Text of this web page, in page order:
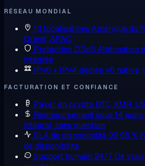
RÉSEAU MONDIAL
13 localisations Amérique du
Orient, APAC
Protection DDoS Atténuation
intégrée
IPv6 + IPv4 dédiéev6 native,
FACTURATION ET CONFIANCE
Payer en crypto BTC, XMR,
Remboursement sous 14 jours
intégral, sans question
SLA de disponibilité 99,95 %
de disponibilité
Support humain 24/7 De